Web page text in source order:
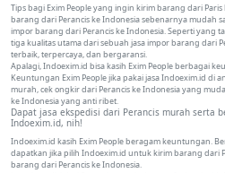
Tips bagi Exim People yang ingin kirim barang dari
barang dari Perancis ke Indonesia sebenarnya mudah
impor barang dari Perancis ke Indonesia. Seperti yang
tiga kualitas utama dari sebuah jasa impor barang dari
terbaik, terpercaya, dan bergaransi.
Apalagi, Indoexim.id bisa kasih Exim People berbagai
Keuntungan Exim People jika pakai jasa Indoexim.id di
murah, cek ongkir dari Perancis ke Indonesia yang
ke Indonesia yang anti ribet.
Dapat jasa ekspedisi dari Perancis murah serta
Indoexim.id, nih!
Indoexim.id kasih Exim People beragam keuntungan.
dapatkan jika pilih Indoexim.id untuk kirim barang dari
barang dari Perancis ke Indonesia.